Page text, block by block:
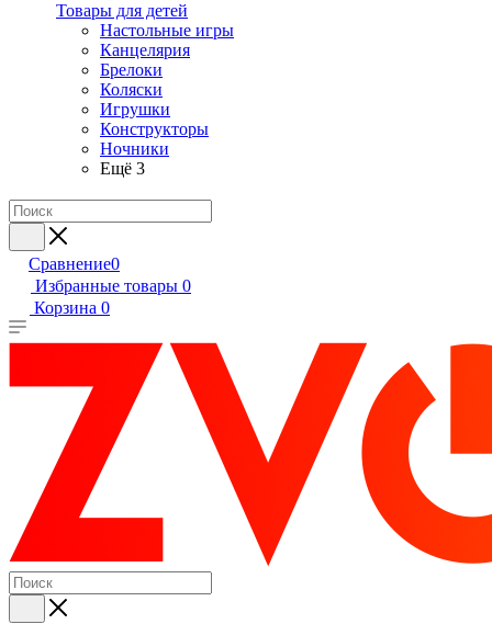
Товары для детей
Настольные игры
Канцелярия
Брелоки
Коляски
Игрушки
Конструкторы
Ночники
Ещё 3
Сравнение0
Избранные товары 0
Корзина 0